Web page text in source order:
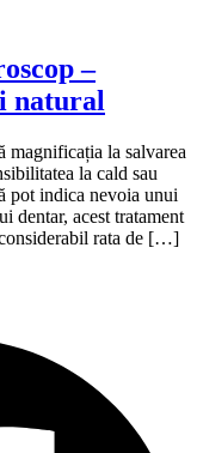
–
natural
magnificația la salvarea
la cald sau
pot indica nevoia unui
dentar, acest tratament
rata de […]